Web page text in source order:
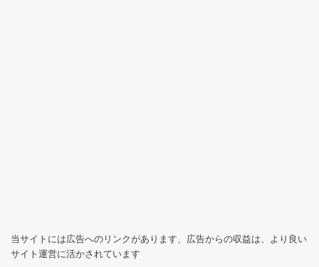
当サイトには広告へのリンクがあります、広告からの収益は、より良い
サイト運営に活かされています